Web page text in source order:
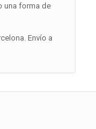
una forma de
Envío a